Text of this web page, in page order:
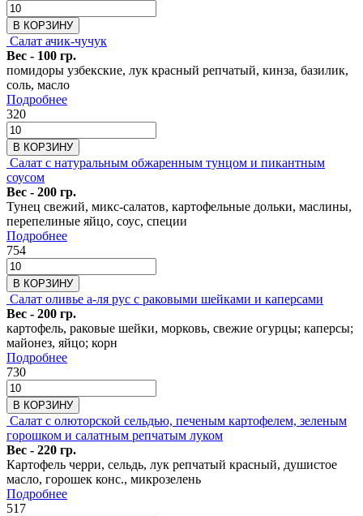
В КОРЗИНУ
Салат ачик-чучук
Вес - 100 гр.
помидоры узбекские, лук красный репчатый, кинза, базилик,
соль, масло
Подробнее
320
В КОРЗИНУ
Салат с натуральным обжаренным тунцом и пикантным
соусом
Вес - 200 гр.
Тунец свежий, микс-салатов, картофельные дольки, маслины,
перепелиные яйцо, соус, специи
Подробнее
754
В КОРЗИНУ
Салат оливье а-ля рус с раковыми шейками и каперсами
Вес - 200 гр.
картофель, раковые шейки, морковь, свежие огурцы; каперсы;
майонез, яйцо; корн
Подробнее
730
В КОРЗИНУ
Салат с олюторской сельдью, печеным картофелем, зеленым
горошком и салатным репчатым луком
Вес - 220 гр.
Картофель черри, сельдь, лук репчатый красный, душистое
масло, горошек конс., микрозелень
Подробнее
517